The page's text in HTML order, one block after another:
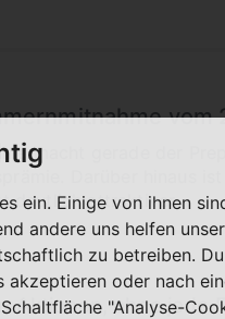
vom
macht gerade der
Darüber hinaus
deutlich attraktiver.
ohne jede
ein. Einige von ihnen
andere uns helfen unser
zu betreiben. Du
oder nach
"Analyse-